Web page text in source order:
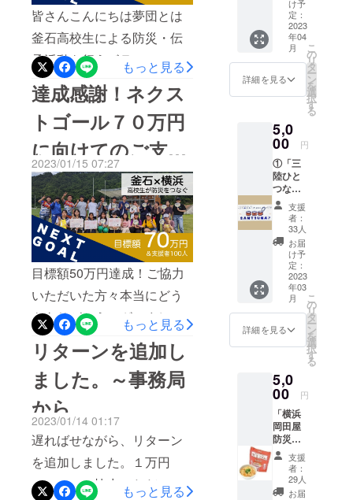
す。 １０時（予定）
「弘明寺商店街」の中間点
にある「観音橋」を会場に
「横総大感謝祭」 の開
始。物産販売コーナーでは
釜石物産販売（紹介）の手
伝い。隣接して設ける「夢
団 ブース」では釜石や夢
団の紹介、防災レシピの紹
介、横浜版クロスロードク
イズの解答 を使ったクロ
スロードアートの作成など
を通して通行する方々との
交流を深めます。 紹介他
は１５時まで１時間ごとに
計４回ほど展開の予定で
す。 １３時～１５時。
商店街から京急弘明寺駅の
間にある「GM2ギャラ
リー」で「今後の 伝承や
防災啓発の在り方」につい
て考えるシンポジウムを行
います。 ここでは、
き、未来に防災をつなげる
高校生が被災地を超えて伝
承活動を行うためイベント
を実施する予定です。皆様
から賜りました資金でこれ
からイベントに向けた準備
を行っていきます。3月4日
には皆様にもご参加いただ
けるイベントも用意して参
りたいと思いますので、お
時間あえばぜひご参加いた
だけますと嬉しいです。防
災啓発活動が今後もっと広
がっていけるように、これ
からも活動を続けていきた
いと思います。よろしくお
願い致します。改めまし
て、この度は私たちの活動
にご賛同・ご支援いただ
き、誠にありがとうござい
ます。
皆さんこんにちは夢団とは
釜石高校生による防災・伝
承活動を行うボランティア
団体ですこの度は私たちの
活動を応援してくださりあ
りがとうございます！現在
私たちは昨年度に引き続
き、防災食班,ゲーム班,動画
班の他に今年度新たに始め
たクロスロードチームに分
かれて活動しています。全
体では鵜住居復興スタジア
ムで自分たちで作成した伝
承うちわや安否札を配布し
たり、語り部活動を行って
います。横浜の方々と交流
活動し始めたのは昨年度か
らでした。横浜市で開催さ
れる防災啓発関連のイベン
トによこはまユースから夢
団が参加しないかと声をか
けて貰ったのがきっかけで
もっと見る
達成感謝！ネクス
トゴール７０万円
に向けてのご支援
をお願いします
～ 「夢団」の枠
を広げて、人とし
てのつながりを
作っていいでしょ
うか？
2023/01/15 07:27
目標額50万円達成！ご協力
いただいた方々本当にどう
もありがとうございまし
た。昨晩、緊急会議を開
き、高校生・大学生で今後
の活動についての意見交換
をしました。今の予算額に
加えて、① もっと夢団の
高校生に来て欲しい。また
今は引退してしまったが、
昨年交流を深めた 高校3
もっと見る
リターンを追加し
ました。～事務局
から
2023/01/14 01:17
遅ればせながら、リターン
を追加しました。１万円
コースにご協力いただいた
もっと見る
大学生、高
校生、大人
たちと中途
半端だった
釜石との関
係を次につ
本実行委員
会を立ち上
げた。
りしま
す。
け予
定：
2023
年04
月
詳細を見る
こ
の
リ
タ
ー
ン
を
選
択
す
る
5,0
00 円
①「三
陸ひと
つなぎ
自然学
校オリ
ジナル
グッ
ズ」さ
んつな
オリジ
ナル手
ぬぐい
～東
日本大
震災直
後の
3月より
岩手県
釜石市
を拠点
にボラ
ンティ
アコー
ディ
ネート
から活
支援
者：
33人
お届
け予
定：
2023
年03
月
詳細を見る
こ
の
リ
タ
ー
ン
を
選
択
す
る
5,0
00 円
「横浜
岡田屋
防災食
（HOZ
ONHOZ
ON)
セッ
支援
者：
29人
お届